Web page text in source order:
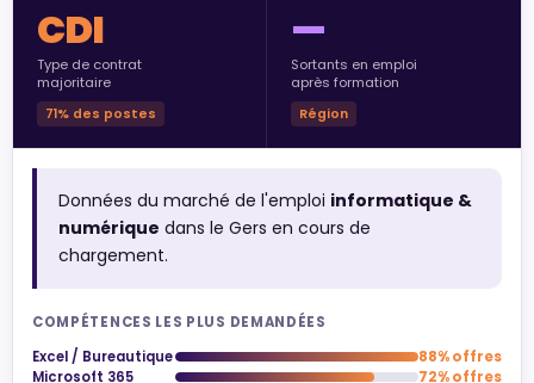
CDI
Type de contrat
majoritaire
71% des postes
—
Sortants en emploi
après formation
Région
Données du marché de l'emploi informatique &
numérique dans le Gers en cours de
chargement.
COMPÉTENCES LES PLUS DEMANDÉES
Excel / Bureautique
88% offres
Microsoft 365
72% offres